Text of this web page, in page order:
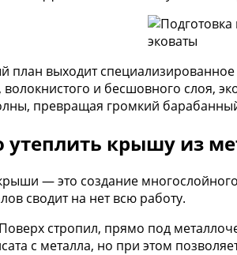
план выходит
волокнистого и бесшовного слоя,
превращая громкий
утеплить крышу из
— это создание
сводит на нет всю работу.
Поверх стропил, прямо под
с металла, но при этом